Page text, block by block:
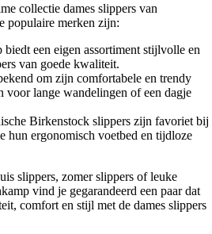
collectie dames slippers van
populaire merken zijn:
biedt een eigen assortiment stijlvolle en
van goede kwaliteit.
om zijn comfortabele en trendy
voor lange wandelingen of een dagje
Birkenstock slippers zijn favoriet bij
hun ergonomisch voetbed en tijdloze
slippers, zomer slippers of leuke
vind je gegarandeerd een paar dat
comfort en stijl met de dames slippers